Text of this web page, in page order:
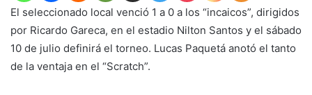
El seleccionado local venció 1 a 0 a los “incaicos”, dirigidos
por Ricardo Gareca, en el estadio Nilton Santos y el sábado
10 de julio definirá el torneo. Lucas Paquetá anotó el tanto
de la ventaja en el “Scratch”.